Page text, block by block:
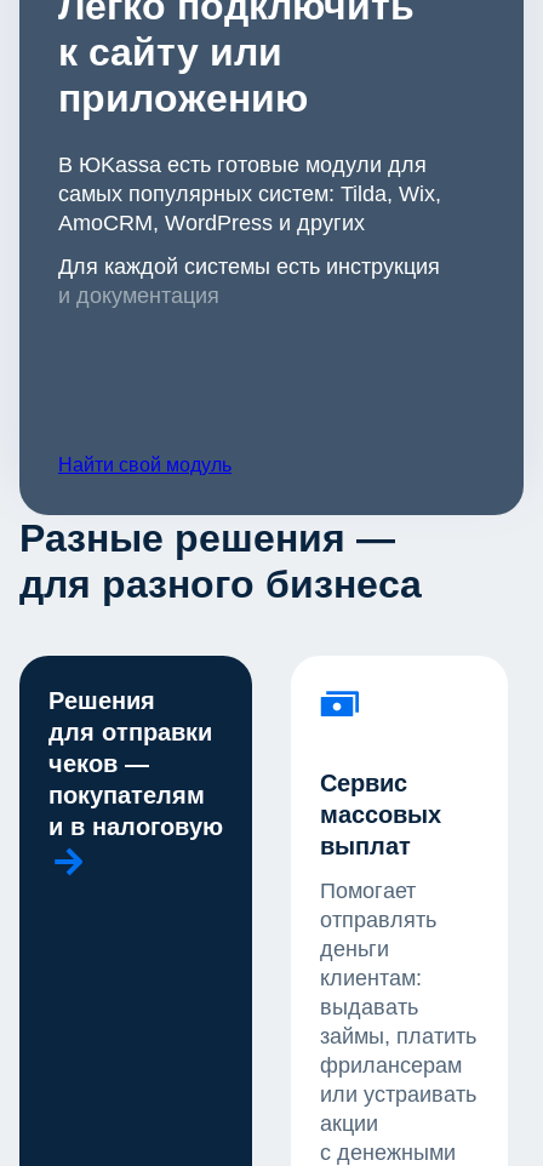
к сайту или
приложению
В ЮKassa есть готовые модули для
самых популярных систем: Tilda, Wix,
AmoCRM, WordPress и других
Для каждой системы есть инструкция
и документация
Найти свой модуль
Разные решения —
для разного бизнеса
Решения
для отправки
чеков —
покупателям
и в налоговую
Сервис
массовых
выплат
Помогает
отправлять
деньги
клиентам:
выдавать
займы, платить
фрилансерам
или устраивать
акции
с денежными